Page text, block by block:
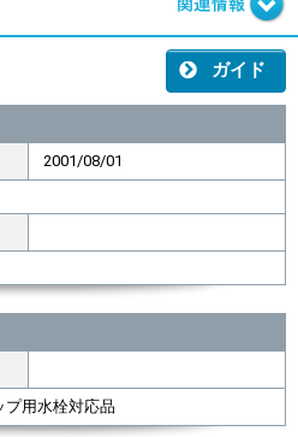
ガイド
2001/08/01
プ用水栓対応品